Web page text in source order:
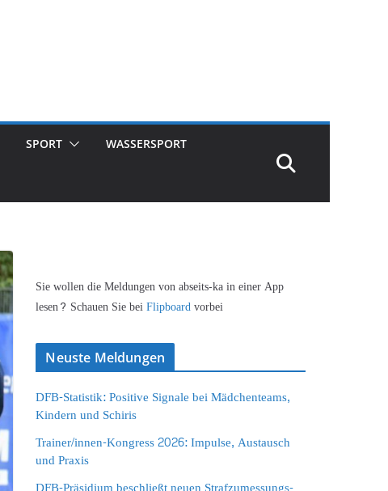
SPORT WASSERSPORT
Sie wollen die Meldungen von abseits-ka in einer App
lesen? Schauen Sie beiFlipboardvorbei
Neuste Meldungen
DFB-Statistik: Positive Signale bei Mädchenteams,
Kindern und Schiris
Trainer/innen-Kongress 2026: Impulse, Austausch
und Praxis